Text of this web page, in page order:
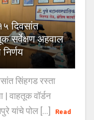
दिवसांत
सर्वेक्षण अहवाल
सिंहगड रस्ता
| वाहतूक वॉर्डन
यांचे पोल [...]
Read